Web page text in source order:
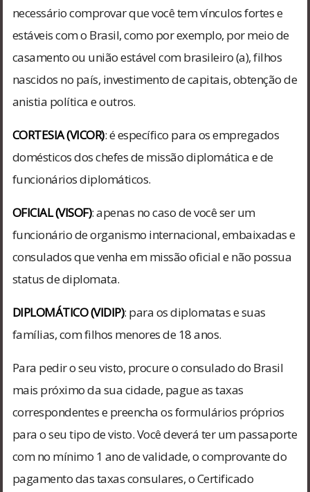
necessário comprovar que você tem vínculos fortes e
estáveis com o Brasil, como por exemplo, por meio de
casamento ou união estável com brasileiro (a), filhos
nascidos no país, investimento de capitais, obtenção de
anistia política e outros.
CORTESIA (VICOR): é específico para os empregados
domésticos dos chefes de missão diplomática e de
funcionários diplomáticos.
OFICIAL (VISOF): apenas no caso de você ser um
funcionário de organismo internacional, embaixadas e
consulados que venha em missão oficial e não possua
status de diplomata.
DIPLOMÁTICO (VIDIP): para os diplomatas e suas
famílias, com filhos menores de 18 anos.
Para pedir o seu visto, procure o consulado do Brasil
mais próximo da sua cidade, pague as taxas
correspondentes e preencha os formulários próprios
para o seu tipo de visto. Você deverá ter um passaporte
com no mínimo 1 ano de validade, o comprovante do
pagamento das taxas consulares, o Certificado